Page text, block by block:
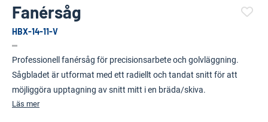
Fanérsåg
HBX-14-11-V
Professionell fanérsåg för precisionsarbete och golvläggning.
Sågbladet är utformat med ett radiellt och tandat snitt för att
möjliggöra upptagning av snitt mitt i en bräda/skiva.
Läs mer